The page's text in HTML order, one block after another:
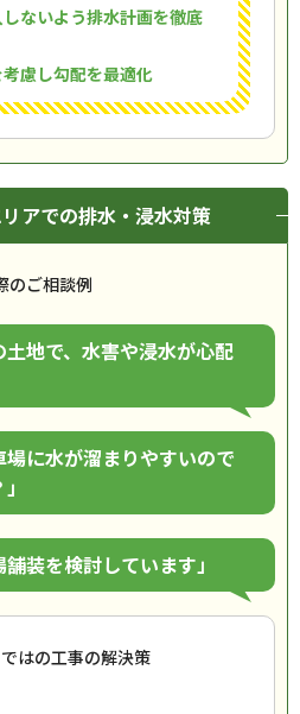
ないよう排水計画を徹底
慮し勾配を最適化
アでの排水・浸水対策
のご相談例
土地で、水害や浸水が心配
場に水が溜まりやすいので
装を検討しています」
はの工事の解決策